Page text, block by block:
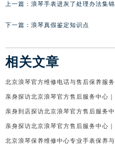
上一篇： 浪琴手表进灰了处理办法集锦
下一篇： 浪琴真假鉴定知识点
相关文章